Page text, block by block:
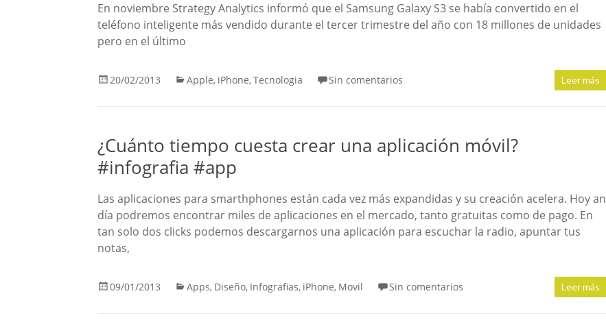
En noviembre Strategy Analytics informó que el Samsung Galaxy S3 se había convertido en el
teléfono inteligente más vendido durante el tercer trimestre del año con 18 millones de unidades
pero en el último
20/02/2013 Apple, iPhone, Tecnologia Sin comentarios Leer más
¿Cuánto tiempo cuesta crear una aplicación móvil?
#infografia #app
Las aplicaciones para smarthphones están cada vez más expandidas y su creación acelera. Hoy an
día podremos encontrar miles de aplicaciones en el mercado, tanto gratuitas como de pago. En
tan solo dos clicks podemos descargarnos una aplicación para escuchar la radio, apuntar tus
notas,
09/01/2013 Apps, Diseño, Infografias, iPhone, Movil Sin comentarios Leer más